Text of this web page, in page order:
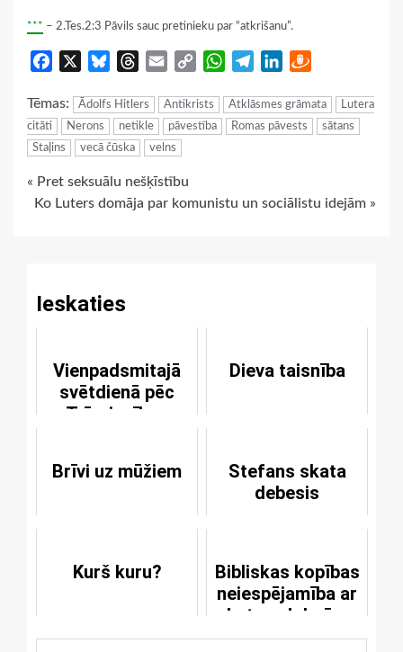
*** – 2.Tes.2:3 Pāvils sauc pretinieku par “atkrišanu”.
Facebook BlueskyThreads
Email
Copy
WhatsApp
TelegramLinkedIn
Tēmas: Ādolfs Hitlers Antikrists Atklāsmes grāmata
Lutera
citāti
Nerons netikle pāvestība Romas pāvests
sātans
Staļins
vecā čūska velns
Continue
« Pret seksuālu nešķīstību
Ko Luters domāja par komunistu un sociālistu idejām »
Ieskaties
Vienpadsmitajā
svētdienā pēc
Trīsvienības
Dieva taisnība
Brīvi uz mūžiem
Stefans skata
debesis
Kurš kuru?
Bibliskas kopības
neiespējamība ar
heterodoksām
baznīcām